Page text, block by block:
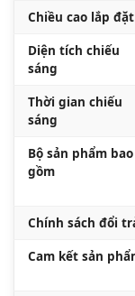
Chiều cao lắp đặt
Diện tích chiếu
sáng
Thời gian chiếu
sáng
Bộ sản phẩm bao
gồm
Chính sách đổi
Cam kết sản